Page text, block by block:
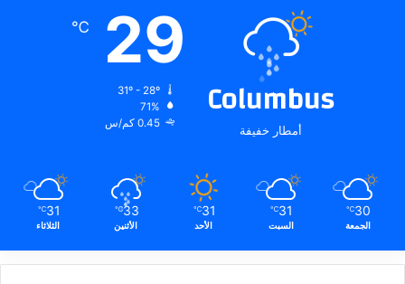
Columbus
أمطار خفيفة
29
℃
71%
0.45 كم/س
30
℃
الجمعة
31
℃
السبت
31
℃
الأحد
33
℃
الأثنين
31
℃
الثلاثاء